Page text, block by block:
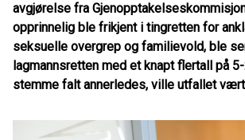
avgjørelse fra
opprinnelig ble frikjent i tingretten for
seksuelle overgrep og familievold, ble
lagmannsretten med et knapt flertall på
stemme falt annerledes, ville utfallet